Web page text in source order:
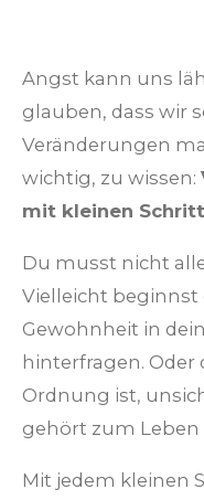
Angst kann uns
glauben, dass wir
Veränderungen
wichtig, zu wissen:
mit kleinen
Du musst nicht
Vielleicht beginnst
Gewohnheit in
hinterfragen. Oder
Ordnung ist,
gehört zum Leben
Mit jedem kleinen